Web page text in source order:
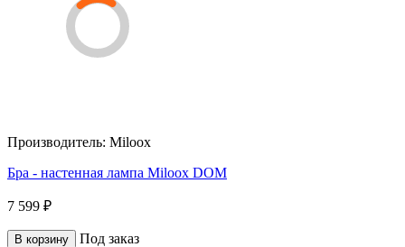
Производитель: Miloox
Бра - настенная лампа Miloox DOM
7 599 ₽
В корзину Под заказ